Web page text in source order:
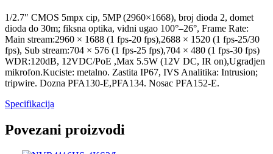
1/2.7″ CMOS 5mpx cip, 5MP (2960×1668), broj dioda 2, domet
dioda do 30m; fiksna optika, vidni ugao 100°–26°, Frame Rate:
Main stream:2960 × 1688 (1 fps-20 fps),2688 × 1520 (1 fps-25/30
fps), Sub stream:704 × 576 (1 fps-25 fps),704 × 480 (1 fps-30 fps)
WDR:120dB, 12VDC/PoE ,Max 5.5W (12V DC, IR on),Ugradjen
mikrofon.Kuciste: metalno. Zastita IP67, IVS Analitika: Intrusion;
tripwire. Dozna PFA130-E,PFA134. Nosac PFA152-E.
Specifikacija
Povezani proizvodi